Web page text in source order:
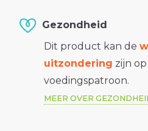
Gezondheid
Dit product kan de
uitzondering zijn
voedingspatroon.
MEER OVER